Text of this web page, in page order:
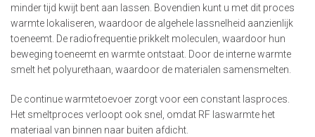
minder tijd kwijt bent aan lassen. Bovendien kunt u met dit proces
warmte lokaliseren, waardoor de algehele lassnelheid aanzienlijk
toeneemt. De radiofrequentie prikkelt moleculen, waardoor hun
beweging toeneemt en warmte ontstaat. Door de interne warmte
smelt het polyurethaan, waardoor de materialen samensmelten.
De continue warmtetoevoer zorgt voor een constant lasproces.
Het smeltproces verloopt ook snel, omdat RF laswarmte het
materiaal van binnen naar buiten afdicht.